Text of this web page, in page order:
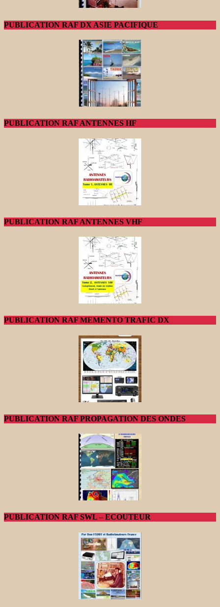
PUBLICATION RAF DX ASIE PACIFIQUE
PUBLICATION RAF ANTENNES HF
PUBLICATION RAF ANTENNES VHF
PUBLICATION RAF MEMENTO TRAFIC DX
PUBLICATION RAF PROPAGATION DES ONDES
PUBLICATION RAF SWL – ECOUTEUR